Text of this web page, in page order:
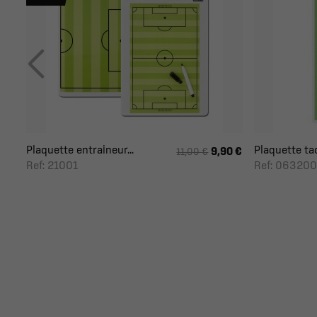
Plaquette entraineur...
Ref: 21001
11,00 € 9,90 €
Plaquette
Ref: